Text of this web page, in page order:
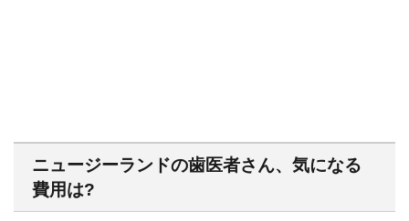
ニュージーランドの歯医者さん、気になる
費用は?